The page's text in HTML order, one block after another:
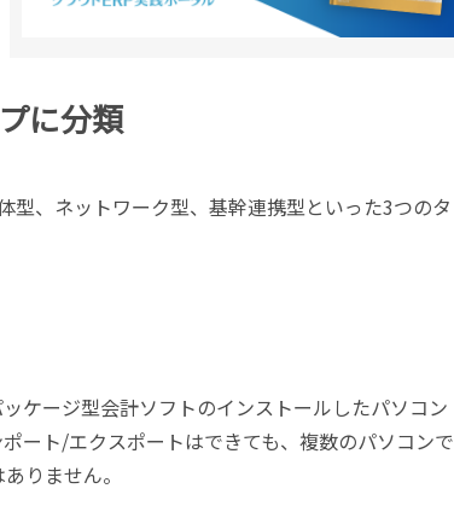
に分類
、ネットワーク型、基幹連携型といった3つのタ
ケージ型会計ソフトのインストールしたパソコン
ート/エクスポートはできても、複数のパソコンで
りません。